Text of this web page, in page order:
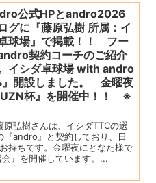
公式HPとandro2026
グに『藤原弘樹 所属：イ
球場』で掲載！！ フー
契約コーチのご紹介
イシダ卓球場 with andro
』開設しました。 金曜夜
杯』を開催中！！ ※
弘樹さんは、イシダTTCの選
andro』と契約しており、日
持ちです。金曜夜にどなた様で
』を開催しています。...